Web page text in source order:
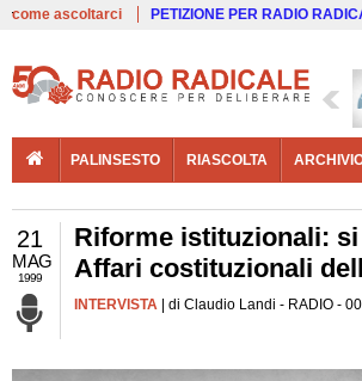
come ascoltarci PETIZIONE PER RADIO
PALINSESTO RIASCOLTA
21
MAG
1999
Riforme istituzionali:
Affari costituzionali
INTERVISTA | di Claudio Landi - RADIO -